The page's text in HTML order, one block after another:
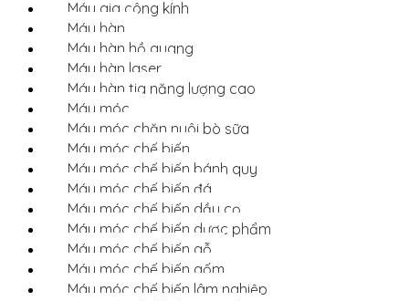
Máy gia công kính
Máy hàn
Máy hàn hồ quang
Máy hàn laser
Máy hàn tia năng lượng cao
Máy móc
Máy móc chăn nuôi bò sữa
Máy móc chế biến
Máy móc chế biến bánh quy
Máy móc chế biến đá
Máy móc chế biến dầu cọ
Máy móc chế biến dược phẩm
Máy móc chế biến gỗ
Máy móc chế biến gốm
Máy móc chế biến lâm nghiệp